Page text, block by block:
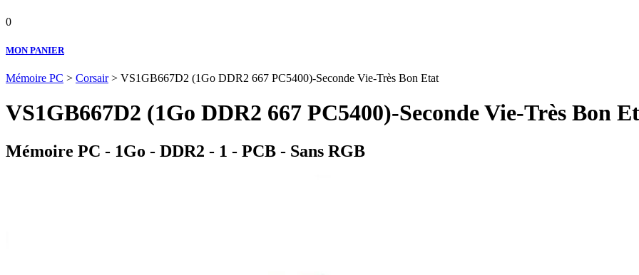
0
MON PANIER
Mémoire PC > Corsair> VS1GB667D2 (1Go DDR2 667 PC5400)-Seconde Vie-Très Bon Etat
VS1GB667D2 (1Go DDR2 667 PC5400)-Seconde Vie-Très Bon
Mémoire PC - 1Go - DDR2 - 1 - PCB - Sans RGB